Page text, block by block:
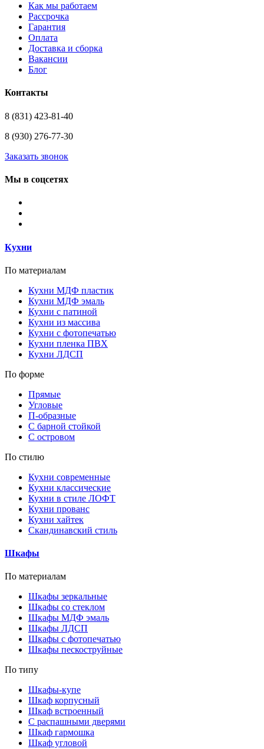
Как мы работаем
Рассрочка
Гарантия
Оплата
Доставка и сборка
Вакансии
Блог
Контакты
8 (831) 423-81-40
8 (930) 276-77-30
Заказать звонок
Мы в соцсетях
Кухни
По материалам
Кухни МДФ пластик
Кухни МДФ эмаль
Кухни с патиной
Кухни из массива
Кухни с фотопечатью
Кухни пленка ПВХ
Кухни ЛДСП
По форме
Прямые
Угловые
П-образные
С барной стойкой
С островом
По стилю
Кухни современные
Кухни классические
Кухни в стиле ЛОФТ
Кухни прованс
Кухни хайтек
Скандинавский стиль
Шкафы
По материалам
Шкафы зеркальные
Шкафы со стеклом
Шкафы МДФ эмаль
Шкафы ЛДСП
Шкафы с фотопечатью
Шкафы пескоструйные
По типу
Шкафы-купе
Шкаф корпусный
Шкаф встроенный
С распашными дверями
Шкаф гармошка
Шкаф угловой